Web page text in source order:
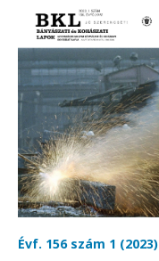
Évf. 156 szám 1 (2023)